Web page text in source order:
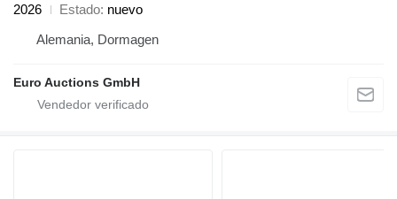
2026
Estado nuevo
Alemania, Dormagen
Euro Auctions GmbH